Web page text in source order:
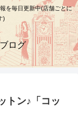
を毎日更新中(店舗ごとに
)
ログ
トン♪「コッ